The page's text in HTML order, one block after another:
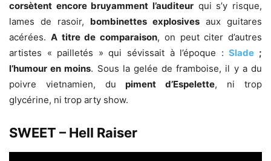
corsètent encore bruyamment l’auditeur qui s’y risque,
lames de rasoir, bombinettes explosives aux guitares
acérées. A titre de comparaison, on peut citer d’autres
artistes « pailletés » qui sévissait à l’époque :Slade ;
l’humour en moins. Sous la gelée de framboise, il y a du
poivre vietnamien, du piment d’Espelette, ni trop
glycérine, ni trop arty show.
SWEET – Hell Raiser